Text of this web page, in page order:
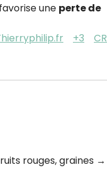
une perte de
+3
rouges, graines →